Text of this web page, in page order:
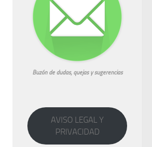
Buzón de dudas, quejas y sugerencias
AVISO LEGAL Y
PRIVACIDAD